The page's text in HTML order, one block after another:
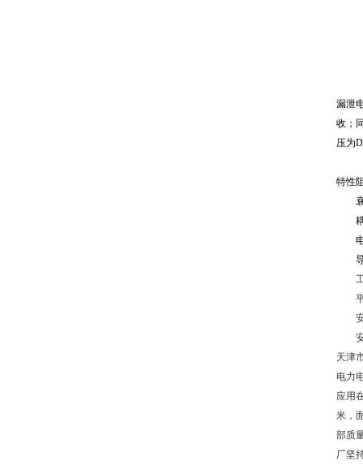
漏泄
收；
压为
特性
衰
耦
电
导
工
平
安
安
天津
电力
应用
米，
部质
厂坚